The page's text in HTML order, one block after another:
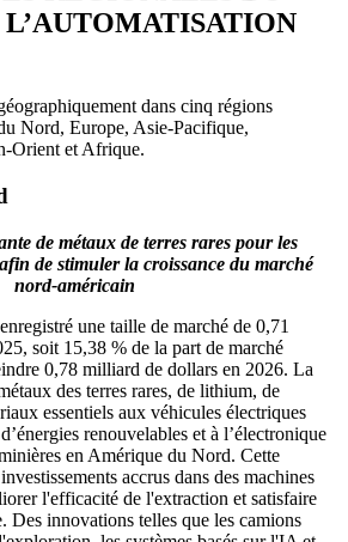
dans cinq régions
Nord, Europe, Asie-Pacifique,
Orient et Afrique.
de métaux de terres rares pour les
de stimuler la croissance du marché
nord-américain
une taille de marché de 0,71
soit 15,38 % de la part de marché
0,78 milliard de dollars en 2026. La
des terres rares, de lithium, de
essentiels aux véhicules électriques
renouvelables et à l’électronique
en Amérique du Nord. Cette
accrus dans des machines
l'efficacité de l'extraction et satisfaire
Des innovations telles que les camions